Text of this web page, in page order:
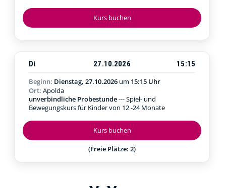
Kurs buchen
Kurs buchen
(Freie Plätze: 2)
Di 27.10.2026
15:15
Beginn: Dienstag, 27.10.2026 um 15:15 Uhr
Ort: Apolda
unverbindliche Probestunde--- Spiel- und
Bewegungskurs für Kinder von 12 -24 Monate